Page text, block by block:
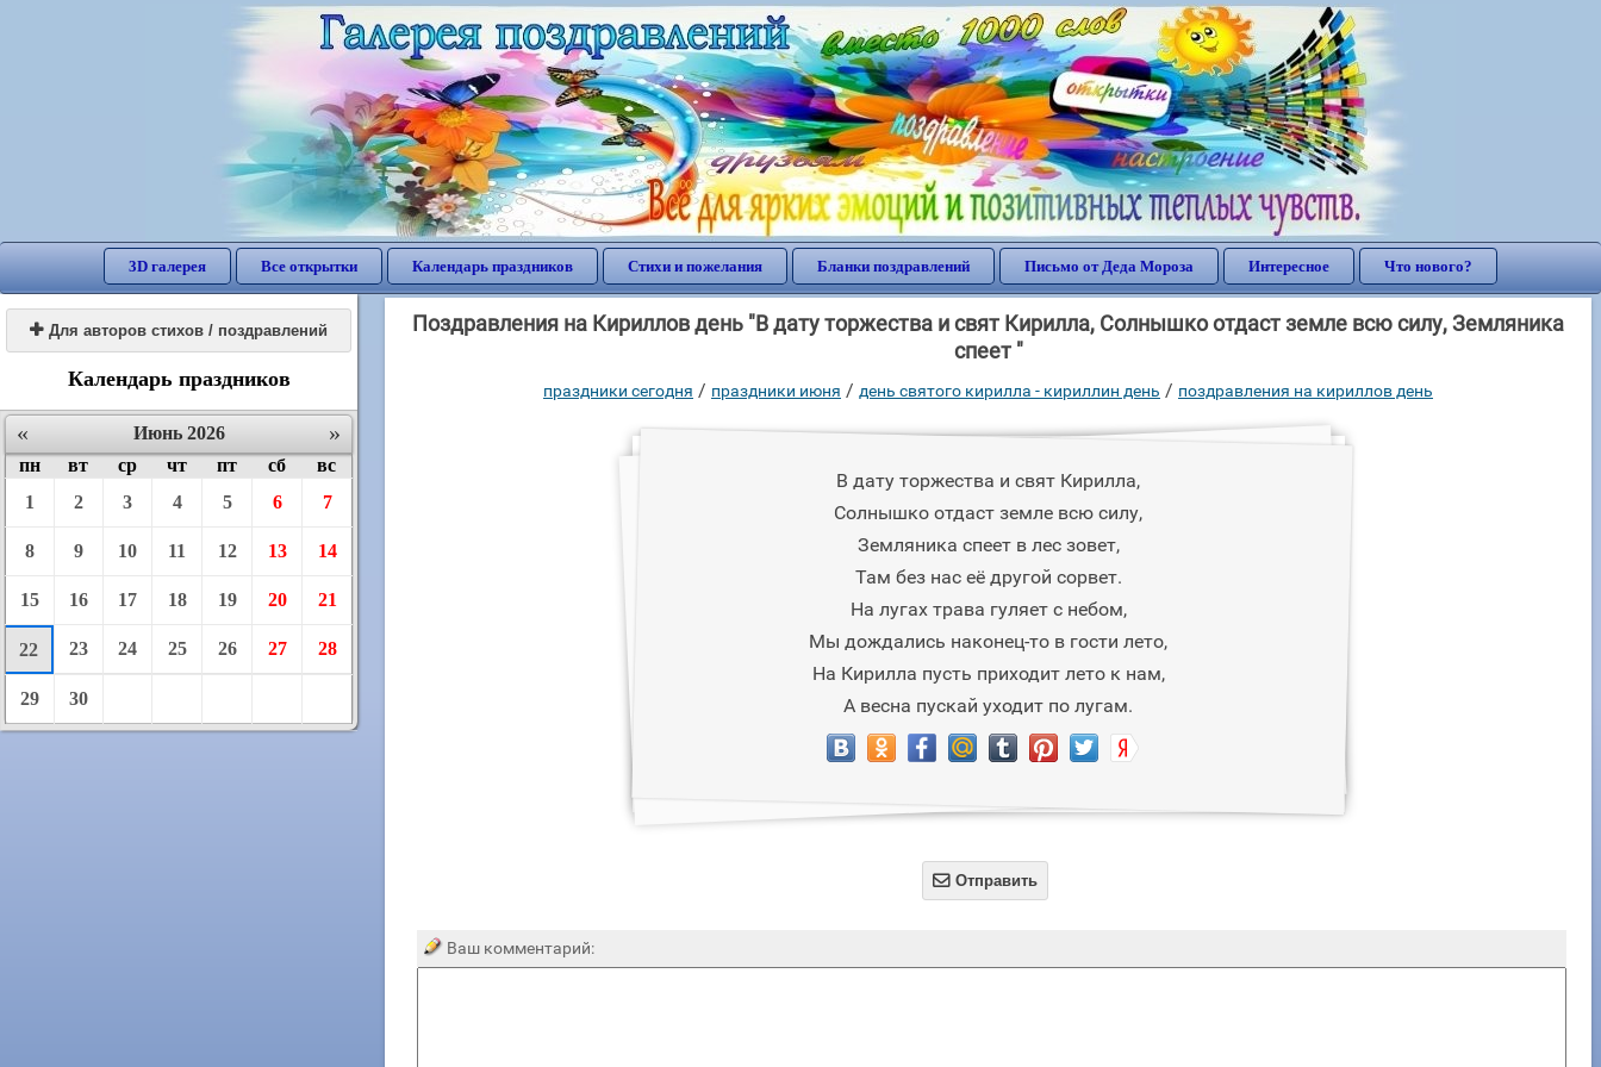
3D галерея Все открытки Календарь праздников Стихи и пожелания Бланки поздравлений Письмо от Деда Мороза Интересное Что нового?
 Для авторов стихов / поздравлений
Календарь праздников
« »
Июнь 2026
пн
вт ср чт пт сб
вс
1
2 3 4 5 6 7
8 9 10 11 12 13 14
15 16 17 18 19 20 21
22 23 24 25 26 27 28
29 30
Поздравления на Кириллов день "В дату торжества и свят Кирилла, Солнышко отдаст земле всю силу, Земляника
спеет "
праздники сегодня / праздники июня / день святого кирилла - кириллин день / поздравления на кириллов день
В дату торжества и свят Кирилла,
Солнышко отдаст земле всю силу,
Земляника спеет в лес зовет,
Там без нас её другой сорвет.
На лугах трава гуляет с небом,
Мы дождались наконец-то в гости лето,
На Кирилла пусть приходит лето к нам,
А весна пускай уходит по лугам.
 Отправить
Ваш комментарий: